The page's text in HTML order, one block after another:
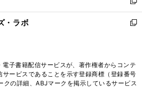
開
く
ウ
で
ィ
ン
ド
く
新
し
い
ド
ウ
で
・ラボ
新
ィ
ン
ド
子書籍配信サービスが、著作権者からコンテ
ービスであることを示す登録商標（登録番号
の詳細、ABJマークを掲示しているサービス